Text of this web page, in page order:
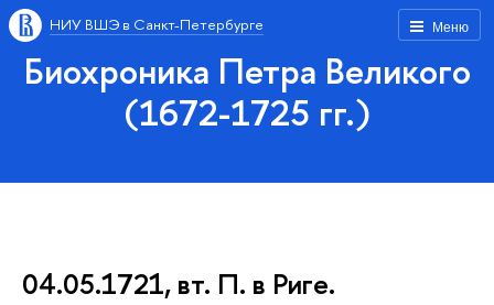
Меню
НИУ ВШЭ в Санкт-Петербурге
Биохроника Петра Великого
(1672-1725 гг.)
04.05.1721, вт. П. в Риге.